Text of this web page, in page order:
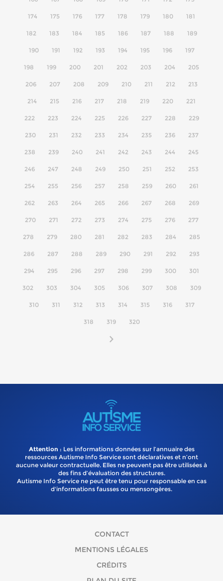
174 175 176 177 178 179 180 181
182 183 184 185 186 187 188 189
190 191 192 193 194 195 196 197
198 199 200 201 202 203 204 205
206 207 208 209 210 211 212 213
214 215 216 217 218 219 220 221
222 223 224 225 226 227 228 229
230 231 232 233 234 235 236 237
238 239 240 241 242 243 244 245
246 247 248 249 250 251 252 253
254 255 256 257 258 259 260 261
262 263 264 265 266 267 268 269
270 271 272 273 274 275 276 277
278 279 280 281 282 283 284 285
286 287 288 289 290 291 292 293
294 295 296 297 298 299 300 301
302 303 304 305 306 307 308 309
310 311 312 313 314 315 316 317
318 319 320
Attention : Les informations données sur l’annuaire des
ressources Autisme Info Service sont déclaratives et n’ont
aucune valeur contractuelle. Elles ne peuvent pas être utilisées à
des fins d’évaluation des structures.
Autisme Info Service ne peut être tenu pour responsable en cas
d'informations fausses ou mensongères.
CONTACT
MENTIONS LÉGALES
CRÉDITS